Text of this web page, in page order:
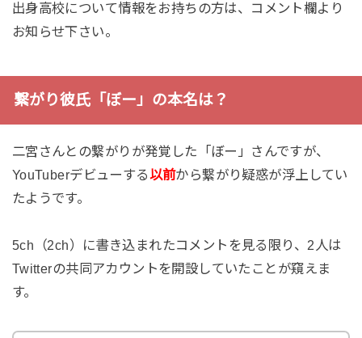
出身高校について情報をお持ちの方は、コメント欄より
お知らせ下さい。
繋がり彼氏「ぼー」の本名は？
二宮さんとの繋がりが発覚した「ぼー」さんですが、
YouTuberデビューする以前から繋がり疑惑が浮上してい
たようです。
5ch（2ch）に書き込まれたコメントを見る限り、2人は
Twitterの共同アカウントを開設していたことが窺えま
す。